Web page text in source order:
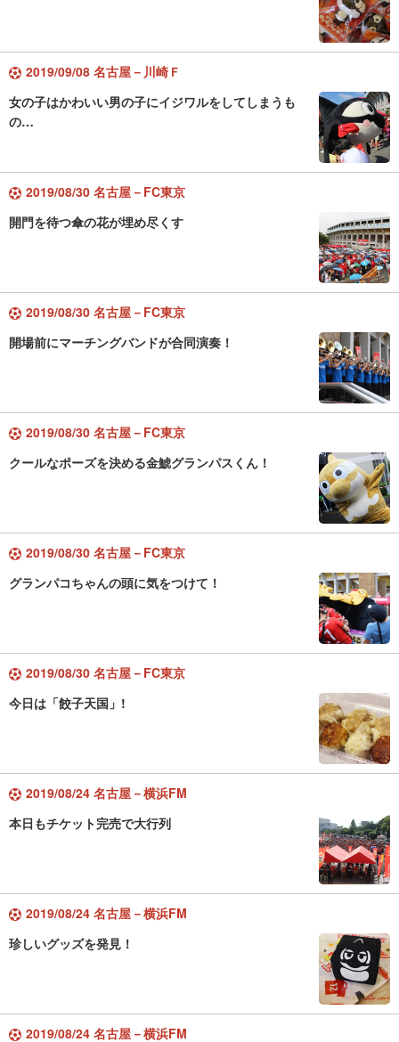
2019/09/08 名古屋－川崎Ｆ
女の子はかわいい男の子にイジワルをしてしまうも
の…
2019/08/30 名古屋－FC東京
開門を待つ傘の花が埋め尽くす
2019/08/30 名古屋－FC東京
開場前にマーチングバンドが合同演奏！
2019/08/30 名古屋－FC東京
クールなポーズを決める金鯱グランパスくん！
2019/08/30 名古屋－FC東京
グランパコちゃんの頭に気をつけて！
2019/08/30 名古屋－FC東京
今日は「餃子天国」!
2019/08/24 名古屋－横浜FM
本日もチケット完売で大行列
2019/08/24 名古屋－横浜FM
珍しいグッズを発見！
2019/08/24 名古屋－横浜FM